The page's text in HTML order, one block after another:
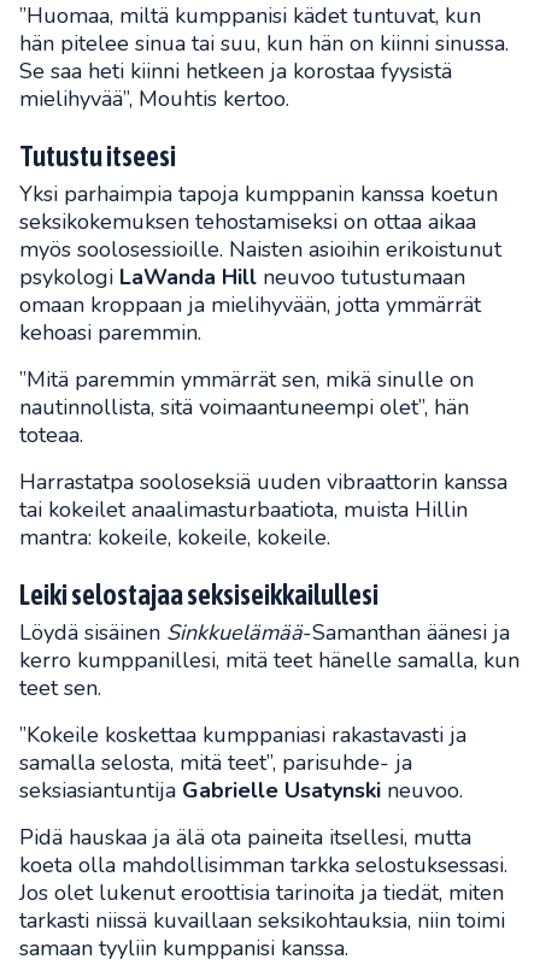
”Huomaa, miltä kumppanisi kädet tuntuvat, kun
hän pitelee sinua tai suu, kun hän on kiinni sinussa.
Se saa heti kiinni hetkeen ja korostaa fyysistä
mielihyvää”, Mouhtis kertoo.
Tutustu itseesi
Yksi parhaimpia tapoja kumppanin kanssa koetun
seksikokemuksen tehostamiseksi on ottaa aikaa
myös soolosessioille. Naisten asioihin erikoistunut
psykologi LaWanda Hill neuvoo tutustumaan
omaan kroppaan ja mielihyvään, jotta ymmärrät
kehoasi paremmin.
”Mitä paremmin ymmärrät sen, mikä sinulle on
nautinnollista, sitä voimaantuneempi olet”, hän
toteaa.
Harrastatpa sooloseksiä uuden vibraattorin kanssa
tai kokeilet anaalimasturbaatiota, muista Hillin
mantra: kokeile, kokeile, kokeile.
Leiki selostajaa seksiseikkailullesi
Löydä sisäinen Sinkkuelämää-Samanthan äänesi ja
kerro kumppanillesi, mitä teet hänelle samalla, kun
teet sen.
”Kokeile koskettaa kumppaniasi rakastavasti ja
samalla selosta, mitä teet”, parisuhde- ja
seksiasiantuntija Gabrielle Usatynski neuvoo.
Pidä hauskaa ja älä ota paineita itsellesi, mutta
koeta olla mahdollisimman tarkka selostuksessasi.
Jos olet lukenut eroottisia tarinoita ja tiedät, miten
tarkasti niissä kuvaillaan seksikohtauksia, niin toimi
samaan tyyliin kumppanisi kanssa.